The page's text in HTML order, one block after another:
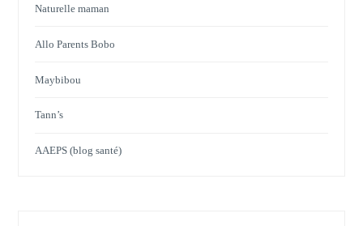
Naturelle maman
Allo Parents Bobo
Maybibou
Tann’s
AAEPS (blog santé)